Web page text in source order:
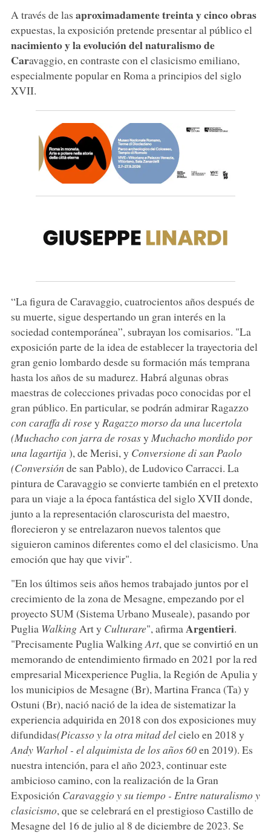
A través de las aproximadamente treinta y cinco obras
expuestas, la exposición pretende presentar al público el
nacimiento y la evolución del naturalismo de
Caravaggio, en contraste con el clasicismo emiliano,
especialmente popular en Roma a principios del siglo
XVII.
“La figura de Caravaggio, cuatrocientos años después de
su muerte, sigue despertando un gran interés en la
sociedad contemporánea”, subrayan los comisarios. "La
exposición parte de la idea de establecer la trayectoria del
gran genio lombardo desde su formación más temprana
hasta los años de su madurez. Habrá algunas obras
maestras de colecciones privadas poco conocidas por el
gran público. En particular, se podrán admirar Ragazzo
con caraffa di rosey Ragazzo morso da una lucertola
(Muchachocon jarra de rosasy Muchacho mordido por
una lagartija ), de Merisi, y Conversione di san Paolo
(Conversión de san Pablo), de Ludovico Carracci. La
pintura de Caravaggio se convierte también en el pretexto
para un viaje a la época fantástica del siglo XVII donde,
junto a la representación claroscurista del maestro,
florecieron y se entrelazaron nuevos talentos que
siguieron caminos diferentes como el del clasicismo. Una
emoción que hay que vivir".
"En los últimos seis años hemos trabajado juntos por el
crecimiento de la zona de Mesagne, empezando por el
proyecto SUM (Sistema Urbano Museale), pasando por
Puglia WalkingArt y Culturare", afirma Argentieri.
"Precisamente Puglia WalkingArt, que se convirtió en un
memorando de entendimiento firmado en 2021 por la red
empresarial Micexperience Puglia, la Región de Apulia y
los municipios de Mesagne (Br), Martina Franca (Ta) y
Ostuni (Br), nació nació de la idea de sistematizar la
experiencia adquirida en 2018 con dos exposiciones muy
difundidas(Picasso y la otra mitad delcielo en 2018 y
Andy Warhol - el alquimista de los años 60en 2019). Es
nuestra intención, para el año 2023, continuar este
ambicioso camino, con la realización de la Gran
Exposición Caravaggio y su tiempo - Entre naturalismo y
clasicismo, que se celebrará en el prestigioso Castillo de
Mesagne del 16 de julio al 8 de diciembre de 2023. Se